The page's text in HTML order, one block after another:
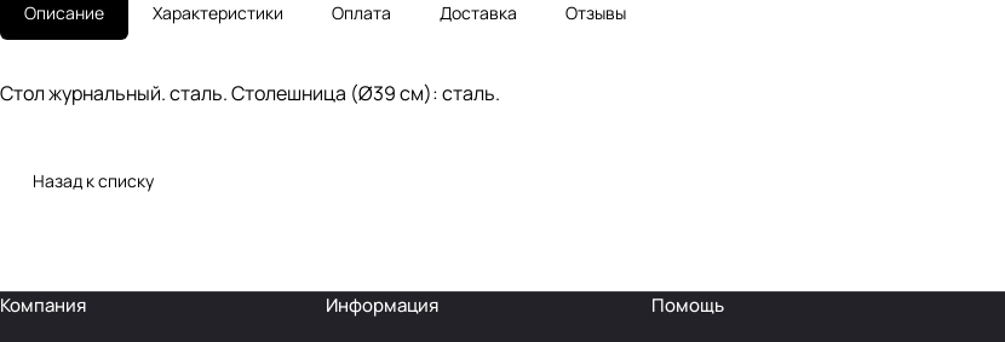
Описание Характеристики Оплата Доставка Отзывы
Стол журнальный. сталь. Столешница (Ø39 см): сталь.
Назад к списку
Компания Информация Помощь